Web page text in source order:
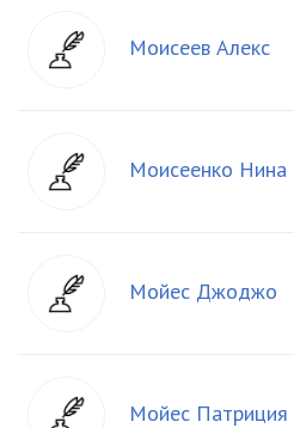
Моисеев Алекс
Моисеенко Нина
Мойес Джоджо
Мойес Патриция